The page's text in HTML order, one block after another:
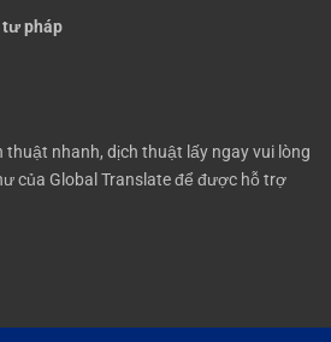
tư pháp
thuật nhanh, dịch thuật lấy ngay vui lòng
của Global Translate để được hỗ trợ